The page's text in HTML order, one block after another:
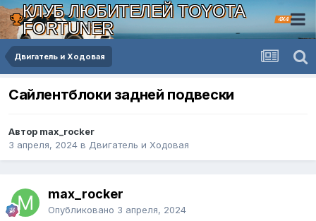
КЛУБ ЛЮБИТЕЛЕЙ TOYOTA
FORTUNER
4X4
Двигатель и Ходовая
Сайлентблоки задней подвески
Автор max_rocker
3 апреля, 2024 в Двигатель и Ходовая
max_rocker
Опубликовано 3 апреля, 2024